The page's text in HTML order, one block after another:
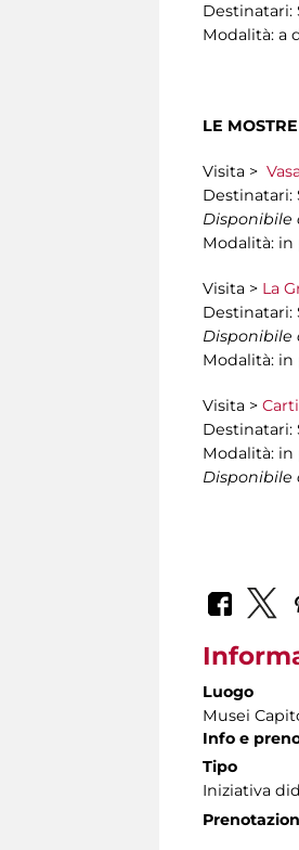
Destinatari:
Modalità: a
LE MOSTRE
Visita >
Destinatari:
Disponibile
Modalità: in
Visita > La
Destinatari:
Disponibile
Modalità: in
Visita >
Destinatari:
Modalità: in
Disponibile
Luogo
Musei
Info e
Tipo
Iniziativa